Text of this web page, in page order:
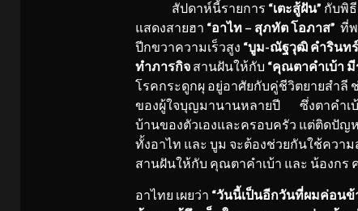
สัปดาห์นี้รายการ “เตะสู้ฝัน” กับพิธี
แสดงสายฮา “อาไท – สุภทัต โอภาส” ที่
ปีกขวาความเร็วสูง “บูม-ณัฐวุฒิ คำรินทร์
ทำภารกิจ สานฝันให้กับ “คุณตาคำเบ้า
โรคกระดูกผุ อยู่อาศัยกับคู่ชีวิตยายสำลี
ของผู้ใจบุญมานานหลายปี ซึ่งตาคำเบ้
บ้านของตัวเองและครอบครัว แต่ติดปัญ
ทั้งอาไท และ บูม จะต้องช่วยกันใช้ควา
สานฝันให้กับ คุณตาคำเบ้า และ น้องกร
อาไทย เผยว่า “วันนี้เป็นอีกวันที่ผมค่อนข้